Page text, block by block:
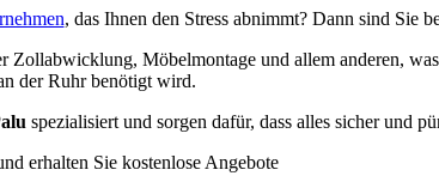
, das Ihnen den Stress abnimmt? Dann sind Sie
Zollabwicklung, Möbelmontage und allem anderen,
der Ruhr benötigt wird.
spezialisiert und sorgen dafür, dass alles sicher und
erhalten Sie kostenlose Angebote